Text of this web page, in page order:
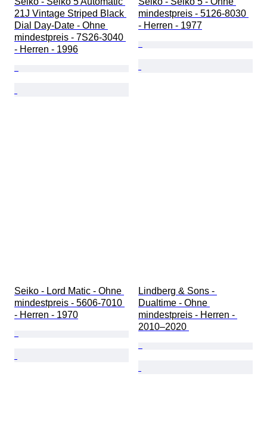
21J Vintage Striped Black
Dial Day-Date - Ohne
mindestpreis - 7S26-3040
- Herren - 1996
mindestpreis - 5126-8030
- Herren - 1977
Seiko - Lord Matic - Ohne
mindestpreis - 5606-7010
- Herren - 1970
Lindberg & Sons -
Dualtime - Ohne
mindestpreis - Herren -
2010–2020